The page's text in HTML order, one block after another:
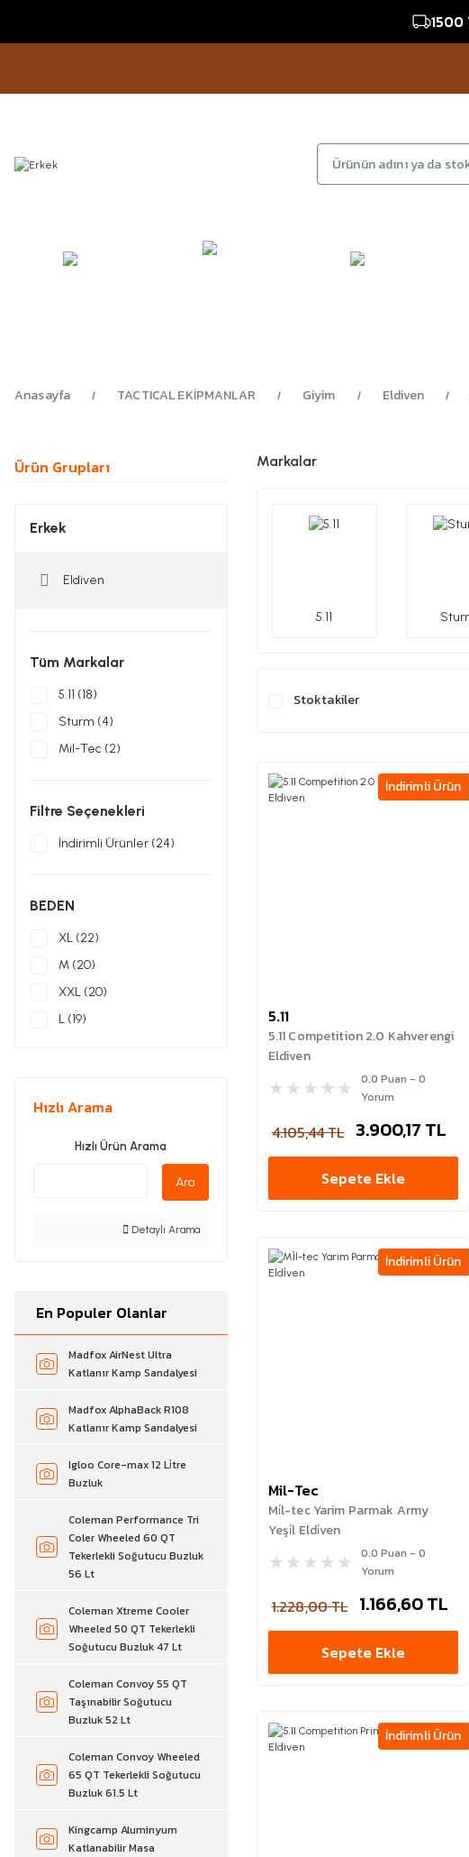
1500
Anasayfa TACTICAL EKİPMANLAR Giyim Eldiven
Ürün Grupları
Erkek
Eldiven
Tüm Markalar
5.11 (18)
Sturm (4)
Mil-Tec (2)
Filtre Seçenekleri
İndirimli Ürünler (24)
BEDEN
XL (22)
M (20)
XXL (20)
L (19)
Hızlı Arama
Hızlı Ürün Arama
Ara
Detaylı Arama
En Populer Olanlar
Madfox AirNest Ultra
Katlanır Kamp Sandalyesi
Madfox AlphaBack R108
Katlanır Kamp Sandalyesi
Igloo Core-max 12 Li̇tre
Buzluk
Coleman Performance Tri
Coler Wheeled 60 QT
Tekerlekli Soğutucu Buzluk
56 Lt
Coleman Xtreme Cooler
Wheeled 50 QT Tekerlekli
Soğutucu Buzluk 47 Lt
Coleman Convoy 55 QT
Taşınabilir Soğutucu
Buzluk 52 Lt
Coleman Convoy Wheeled
65 QT Tekerlekli Soğutucu
Buzluk 61.5 Lt
Kingcamp Aluminyum
Katlanabilir Masa
Markalar
5.11
Stoktakiler
İndirimli Ürün
5.11
5.11 Competition 2.0 Kahverengi
Eldiven
0.0 Puan - 0
Yorum
4.105,44 TL 3.900,17 TL
Sepete Ekle
İndirimli Ürün
Mil-Tec
Mi̇l-tec Yarim Parmak Army
Yeşi̇l Eldi̇ven
0.0 Puan - 0
Yorum
1.228,00 TL 1.166,60 TL
Sepete Ekle
İndirimli Ürün